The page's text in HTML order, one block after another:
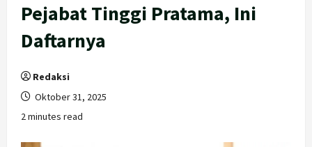
Pejabat Tinggi Pratama, Ini
Daftarnya
Redaksi
Oktober 31, 2025
2 minutes read